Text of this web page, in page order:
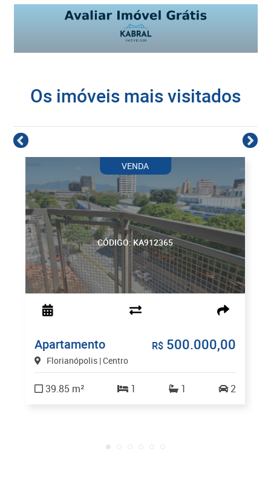
Os imóveis mais visitados
CÓDIGO: KA912365
VENDA
Apartamento
Florianópolis | Centro
R$ 500.000,00
39.85 m² 1 1 2